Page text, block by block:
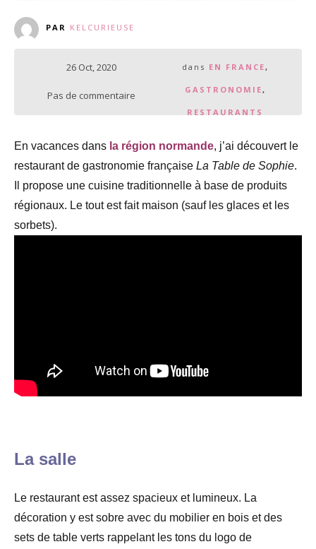
PAR KELCURIEUSE
26 Oct, 2020 dans EN FRANCE,
GASTRONOMIE,
RESTAURANTS
Pas de commentaire
En vacances dans la région normande, j’ai découvert le
restaurant de gastronomie française La Table de Sophie.
Il propose une cuisine traditionnelle à base de produits
régionaux. Le tout est fait maison (sauf les glaces et les
sorbets).
La salle
Le restaurant est assez spacieux et lumineux. La
décoration y est sobre avec du mobilier en bois et des
sets de table verts rappelant les tons du logo de